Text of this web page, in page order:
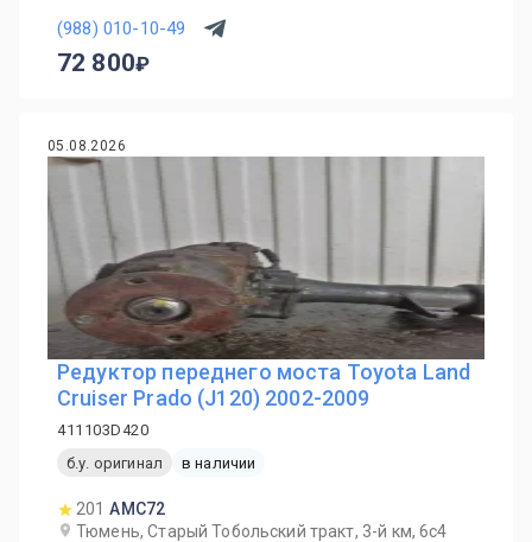
(988) 010-10-49
72 800
05.08.2026
Редуктор переднего моста Toyota Land
Cruiser Prado (J120) 2002-2009
411103D420
б.у. оригинал
в наличии
201 AMC72
Тюмень, Старый Тобольский тракт, 3-й км, 6с4